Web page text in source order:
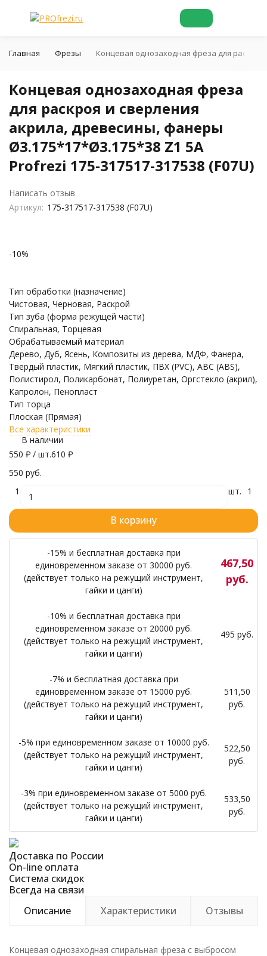
Главная Фрезы Концевая однозаходная фреза для раскроя
Концевая однозаходная фреза
для раскроя и сверления
акрила, древесины, фанеры
Ø3.175*17*Ø3.175*38 Z1 5A
Profrezi 175-317517-317538 (F07U)
Написать отзыв
Артикул: 175-317517-317538 (F07U)
-10%
Тип обработки (назначение)
Чистовая, Черновая, Раскрой
Тип зуба (форма режущей части)
Спиральная, Торцевая
Обрабатываемый материал
Дерево, Дуб, Ясень, Композиты из дерева, МДФ, Фанера,
Твердый пластик, Мягкий пластик, ПВХ (PVC), ABC (ABS),
Полистирол, Поликарбонат, Полиуретан, Оргстекло (акрил),
Капролон, Пенопласт
Тип торца
Плоская (Прямая)
Все характеристики
В наличии
550 ₽ / шт.610 ₽
550 руб.
1
шт. 1
В корзину
-15% и бесплатная доставка при
единовременном заказе от 30000 руб.
(действует только на режущий инструмент,
гайки и цанги)
467,50
руб.
-10% и бесплатная доставка при
единовременном заказе от 20000 руб.
(действует только на режущий инструмент,
гайки и цанги)
495 руб.
-7% и бесплатная доставка при
единовременном заказе от 15000 руб.
(действует только на режущий инструмент,
гайки и цанги)
511,50
руб.
-5% при единовременном заказе от 10000 руб.
(действует только на режущий инструмент,
гайки и цанги)
522,50
руб.
-3% при единовременном заказе от 5000 руб.
(действует только на режущий инструмент,
гайки и цанги)
533,50
руб.
Доставка по России
On-line оплата
Система скидок
Всегда на связи
Описание
Характеристики Отзывы
Концевая однозаходная спиральная фреза с выбросом